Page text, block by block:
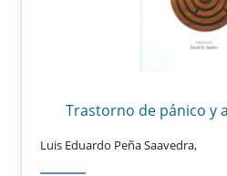
Trastorno de pánico y
Luis Eduardo Peña Saavedra,